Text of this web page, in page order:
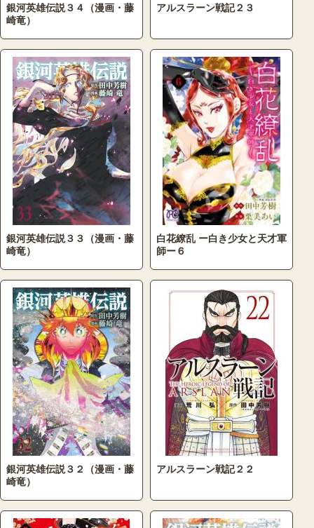
銀河英雄伝説３４（漫画・藤
崎竜）
アルスラーン戦記２３
銀河英雄伝説３３（漫画・藤
崎竜）
白花繚乱 ー白き少女と天才軍
師ー６
銀河英雄伝説３２（漫画・藤
崎竜）
アルスラーン戦記２２